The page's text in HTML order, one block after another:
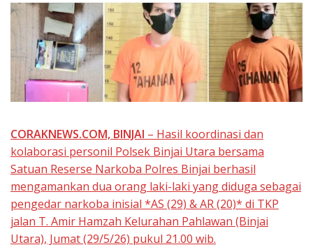
CORAKNEWS.COM, BINJAI – Hasil koordinasi dan
kolaborasi personil Polsek Binjai Utara bersama
Satuan Reserse Narkoba Polres Binjai berhasil
mengamankan dua orang laki-laki yang diduga sebagai
pengedar narkoba inisial *AS (29) & AR (20)* di TKP
jalan T. Amir Hamzah Kelurahan Pahlawan (Binjai
Utara), Jumat (29/5/26) pukul 21.00 wib.